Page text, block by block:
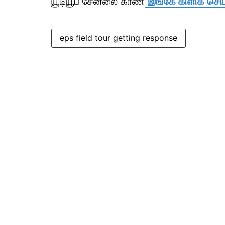
eps field tour getting response